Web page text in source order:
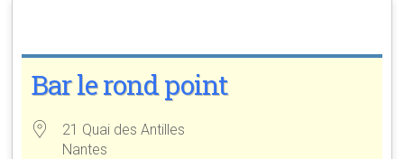
Bar le rond point
21 Quai des Antilles
Nantes